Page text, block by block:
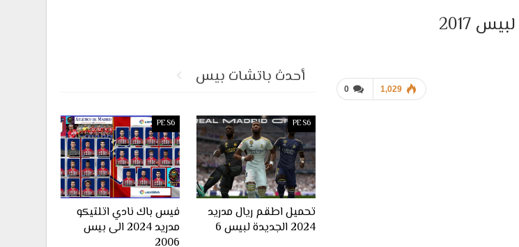
0 1,029
أحدث باتشات بيس
PES6
تحميل اطقم ريال مدريد
2024 الجديدة لبيس 6
PES6
فيس باك نادي اتلتيكو
مدريد 2024 الى بيس
2006